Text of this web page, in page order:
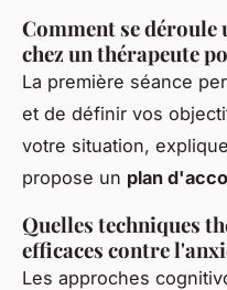
Comment se
chez un thérapeute
La première séance
et de définir vos
votre situation,
propose un plan
Quelles techniques
efficaces contre
Les approches